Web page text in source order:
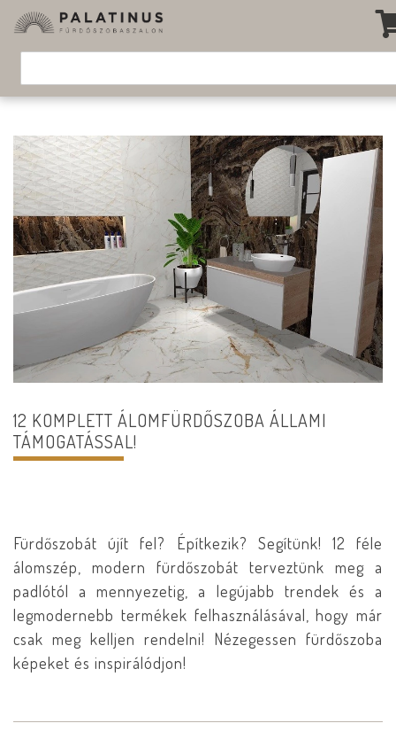
12 KOMPLETT ÁLOMFÜRDŐSZOBA ÁLLAMI
TÁMOGATÁSSAL!
Fürdőszobát újít fel? Építkezik? Segítünk! 12 féle
álomszép, modern fürdőszobát terveztünk meg a
padlótól a mennyezetig, a legújabb trendek és a
legmodernebb termékek felhasználásával, hogy már
csak meg kelljen rendelni! Nézegessen fürdőszoba
képeket és inspirálódjon!